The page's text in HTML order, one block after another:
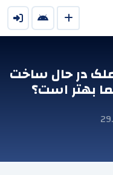
در حال ساخت
بهتر است؟